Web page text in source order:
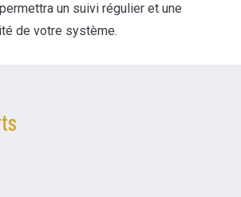
un suivi régulier et une
de votre système.